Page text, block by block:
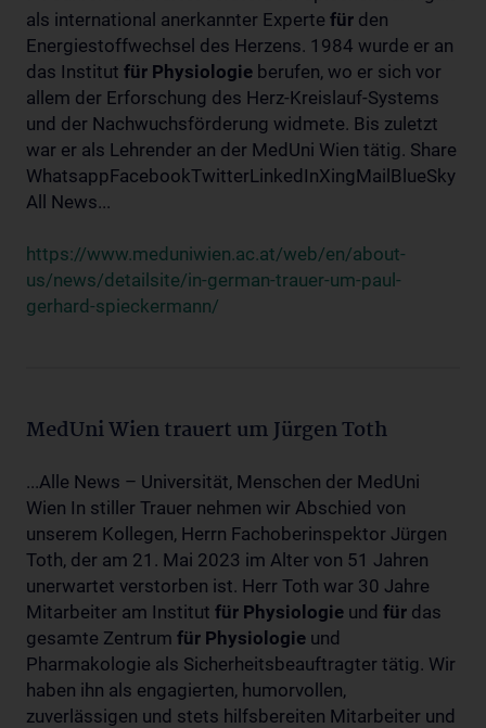
als international anerkannter Experte für den
Energiestoffwechsel des Herzens. 1984 wurde er an
das Institut für Physiologie berufen, wo er sich vor
allem der Erforschung des Herz-Kreislauf-Systems
und der Nachwuchsförderung widmete. Bis zuletzt
war er als Lehrender an der MedUni Wien tätig. Share
WhatsappFacebookTwitterLinkedInXingMailBlueSky
All News...
https://www.meduniwien.ac.at/web/en/about-
us/news/detailsite/in-german-trauer-um-paul-
gerhard-spieckermann/
MedUni Wien trauert um Jürgen Toth
...Alle News – Universität, Menschen der MedUni
Wien In stiller Trauer nehmen wir Abschied von
unserem Kollegen, Herrn Fachoberinspektor Jürgen
Toth, der am 21. Mai 2023 im Alter von 51 Jahren
unerwartet verstorben ist. Herr Toth war 30 Jahre
Mitarbeiter am Institut für Physiologie und für das
gesamte Zentrum für Physiologie und
Pharmakologie als Sicherheitsbeauftragter tätig. Wir
haben ihn als engagierten, humorvollen,
zuverlässigen und stets hilfsbereiten Mitarbeiter und